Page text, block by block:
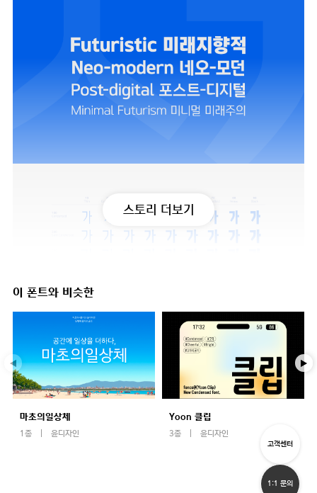
스토리 더보기
이 폰트와 비슷한
마초의일상체
1종 윤디자인
Yoon 클립
3종 윤디자인
고객센터
1:1 문의